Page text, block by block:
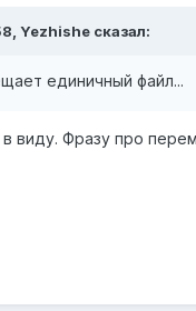
Yezhishe сказал:
единичный файл...
виду. Фразу про